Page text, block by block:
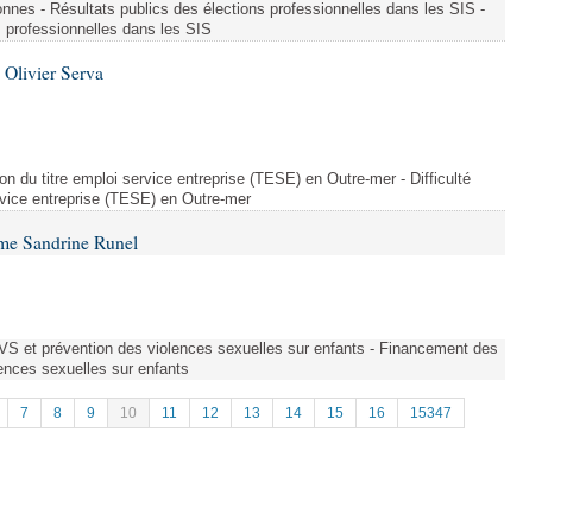
- Résultats publics des élections professionnelles dans les SIS -
dans les SIS
Olivier Serva
du titre emploi service entreprise (TESE) en Outre-mer - Difficulté
entreprise (TESE) en Outre-mer
Sandrine Runel
et prévention des violences sexuelles sur enfants - Financement des
sexuelles sur enfants
7 8 9 10 11 12 13 14 15 16
15347